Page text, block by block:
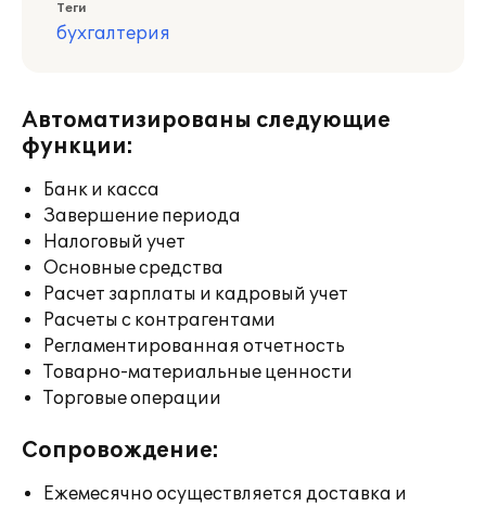
Теги
бухгалтерия
Автоматизированы следующие
функции:
Банк и касса
Завершение периода
Налоговый учет
Основные средства
Расчет зарплаты и кадровый учет
Расчеты с контрагентами
Регламентированная отчетность
Товарно-материальные ценности
Торговые операции
Сопровождение:
Ежемесячно осуществляется доставка и